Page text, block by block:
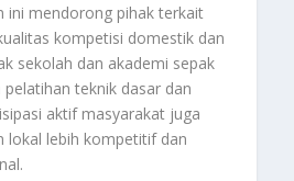
ini mendorong pihak terkait
kompetisi domestik dan
sekolah dan akademi sepak
teknik dasar dan
aktif masyarakat juga
lokal lebih kompetitif dan